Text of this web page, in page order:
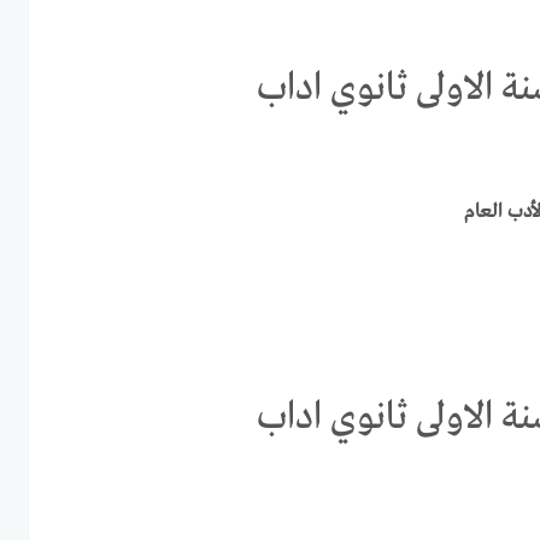
الاولى ثانوي اداب
العام
الاولى ثانوي اداب